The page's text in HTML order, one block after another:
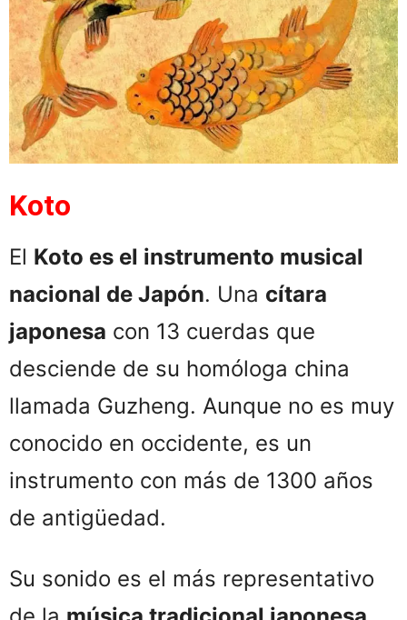
Koto
El Koto es el instrumento musical
nacional de Japón. Una cítara
japonesa con 13 cuerdas que
desciende de su homóloga china
llamada Guzheng. Aunque no es muy
conocido en occidente, es un
instrumento con más de 1300 años
de antigüedad.
Su sonido es el más representativo